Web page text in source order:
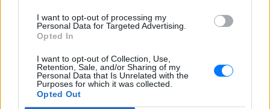
I want to opt-out of processing my
Personal Data for Targeted Advertising.
Opted In
I want to opt-out of Collection, Use,
Retention, Sale, and/or Sharing of my
Personal Data that Is Unrelated with the
Purposes for which it was collected.
Opted Out